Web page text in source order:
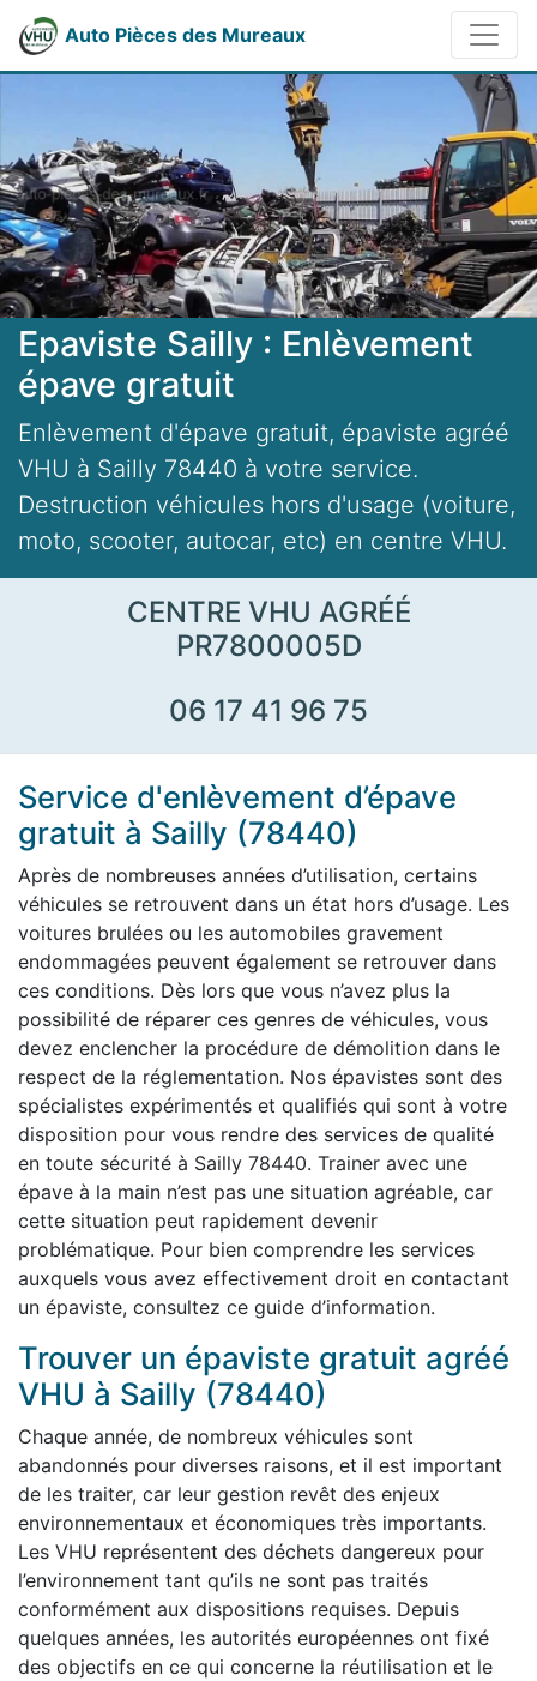
Auto Pièces des Mureaux
Epaviste Sailly : Enlèvement
épave gratuit
Enlèvement d'épave gratuit, épaviste agréé
VHU à Sailly 78440 à votre service.
Destruction véhicules hors d'usage (voiture,
moto, scooter, autocar, etc) en centre VHU.
CENTRE VHU AGRÉÉ
PR7800005D
06 17 41 96 75
Service d'enlèvement d’épave
gratuit à Sailly (78440)
Après de nombreuses années d’utilisation, certains
véhicules se retrouvent dans un état hors d’usage. Les
voitures brulées ou les automobiles gravement
endommagées peuvent également se retrouver dans
ces conditions. Dès lors que vous n’avez plus la
possibilité de réparer ces genres de véhicules, vous
devez enclencher la procédure de démolition dans le
respect de la réglementation. Nos épavistes sont des
spécialistes expérimentés et qualifiés qui sont à votre
disposition pour vous rendre des services de qualité
en toute sécurité à Sailly 78440. Trainer avec une
épave à la main n’est pas une situation agréable, car
cette situation peut rapidement devenir
problématique. Pour bien comprendre les services
auxquels vous avez effectivement droit en contactant
un épaviste, consultez ce guide d’information.
Trouver un épaviste gratuit agréé
VHU à Sailly (78440)
Chaque année, de nombreux véhicules sont
abandonnés pour diverses raisons, et il est important
de les traiter, car leur gestion revêt des enjeux
environnementaux et économiques très importants.
Les VHU représentent des déchets dangereux pour
l’environnement tant qu’ils ne sont pas traités
conformément aux dispositions requises. Depuis
quelques années, les autorités européennes ont fixé
des objectifs en ce qui concerne la réutilisation et le